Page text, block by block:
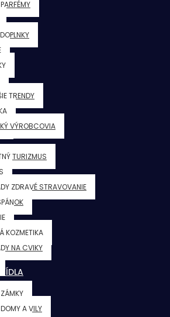
TRENDY
VÝROBCOVIA
TURIZMUS
ZDRAVÉ STRAVOVANIE
KOZMETIKA
NA CVIKY
A VILY